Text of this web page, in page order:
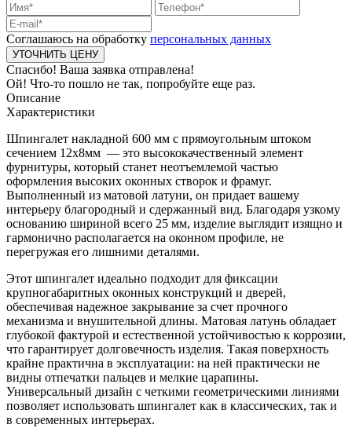
Соглашаюсь на обработку персональных данных
Спасибо! Ваша заявка отправлена!
Ой! Что-то пошло не так, попробуйте еще раз.
Описание
Характеристики
Шпингалет накладной 600 мм с прямоугольным штоком
сечением 12х8мм — это высококачественный элемент
фурнитуры, который станет неотъемлемой частью
оформления высоких оконных створок и фрамуг.
Выполненный из матовой латуни, он придает вашему
интерьеру благородный и сдержанный вид. Благодаря узкому
основанию шириной всего 25 мм, изделие выглядит изящно и
гармонично располагается на оконном профиле, не
перегружая его лишними деталями.
Этот шпингалет идеально подходит для фиксации
крупногабаритных оконных конструкций и дверей,
обеспечивая надежное закрывание за счет прочного
механизма и внушительной длины. Матовая латунь обладает
глубокой фактурой и естественной устойчивостью к коррозии,
что гарантирует долговечность изделия. Такая поверхность
крайне практична в эксплуатации: на ней практически не
видны отпечатки пальцев и мелкие царапины.
Универсальный дизайн с четкими геометрическими линиями
позволяет использовать шпингалет как в классических, так и
в современных интерьерах.